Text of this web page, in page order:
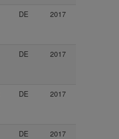
DE 2017
DE 2017
DE 2017
DE 2017